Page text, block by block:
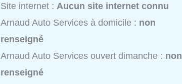
Site internet : Aucun site internet connu
Arnaud Auto Services à domicile : non
renseigné
Arnaud Auto Services ouvert dimanche : non
renseigné